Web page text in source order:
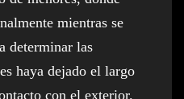
mientras se
determinar las
haya dejado el largo
con el exterior.